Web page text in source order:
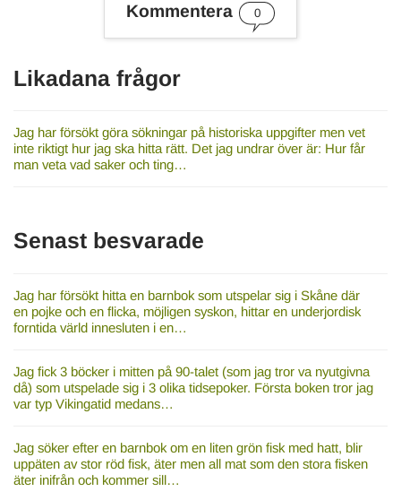
Kommentera 0
Likadana frågor
Jag har försökt göra sökningar på historiska uppgifter men vet
inte riktigt hur jag ska hitta rätt. Det jag undrar över är: Hur får
man veta vad saker och ting…
Senast besvarade
Jag har försökt hitta en barnbok som utspelar sig i Skåne där
en pojke och en flicka, möjligen syskon, hittar en underjordisk
forntida värld innesluten i en…
Jag fick 3 böcker i mitten på 90-talet (som jag tror va nyutgivna
då) som utspelade sig i 3 olika tidsepoker. Första boken tror jag
var typ Vikingatid medans…
Jag söker efter en barnbok om en liten grön fisk med hatt, blir
uppäten av stor röd fisk, äter men all mat som den stora fisken
äter inifrån och kommer sill…